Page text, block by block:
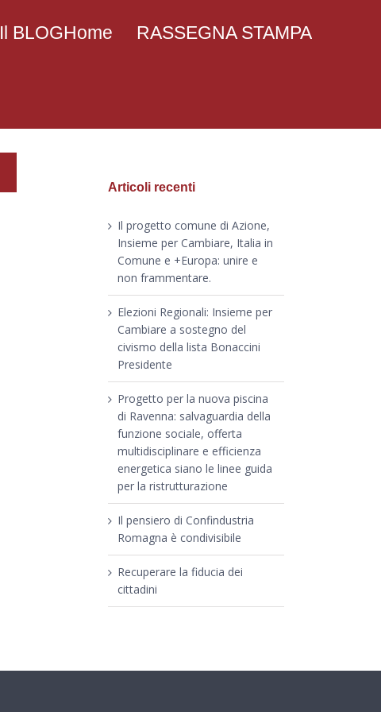
Il BLOGHome RASSEGNA STAMPA
Articoli recenti
Il progetto comune di Azione,
Insieme per Cambiare, Italia in
Comune e +Europa: unire e
non frammentare.
Elezioni Regionali: Insieme per
Cambiare a sostegno del
civismo della lista Bonaccini
Presidente
Progetto per la nuova piscina
di Ravenna: salvaguardia della
funzione sociale, offerta
multidisciplinare e efficienza
energetica siano le linee guida
per la ristrutturazione
Il pensiero di Confindustria
Romagna è condivisibile
Recuperare la fiducia dei
cittadini